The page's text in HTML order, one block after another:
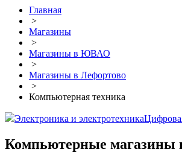
Главная
>
Магазины
>
Магазины в ЮВАО
>
Магазины в Лефортово
>
Компьютерная техника
Электроника и электротехника
Компьютерные магазины